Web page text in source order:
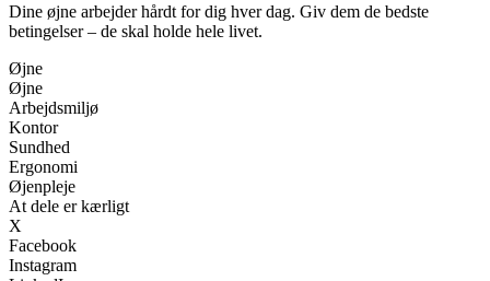
Dine øjne arbejder hårdt for dig hver dag. Giv dem de bedste
betingelser – de skal holde hele livet.
Øjne
Øjne
Arbejdsmiljø
Kontor
Sundhed
Ergonomi
Øjenpleje
At dele er kærligt
X
Facebook
Instagram